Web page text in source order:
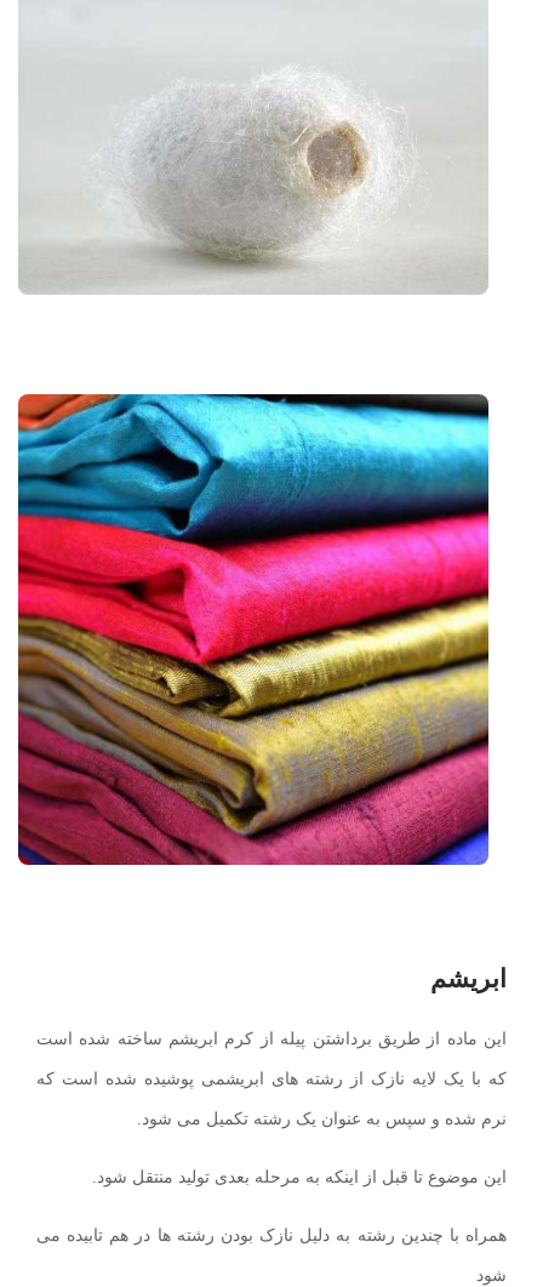
ابریشم
این ماده از طریق برداشتن پیله از کرم ابریشم ساخته شده است
که با یک لایه نازک از رشته های ابریشمی پوشیده شده است که
نرم شده و سپس به عنوان یک رشته تکمیل می شود.
این موضوع تا قبل از اینکه به مرحله بعدی تولید منتقل شود.
همراه با چندین رشته به دلیل نازک بودن رشته ها در هم تابیده می
شود